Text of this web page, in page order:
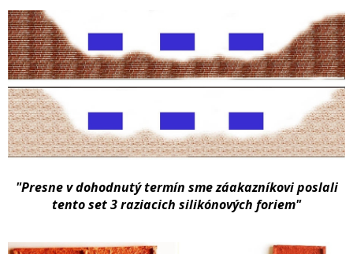
"Presne v dohodnutý termín sme záakazníkovi poslali
tento set 3 raziacich silikónových foriem"